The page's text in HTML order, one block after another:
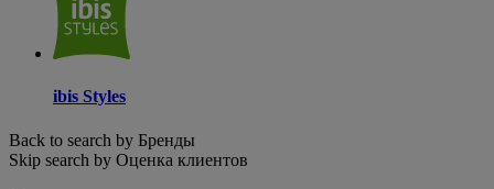
ibis Styles
Back to search by Бренды
Skip search by Оценка клиентов